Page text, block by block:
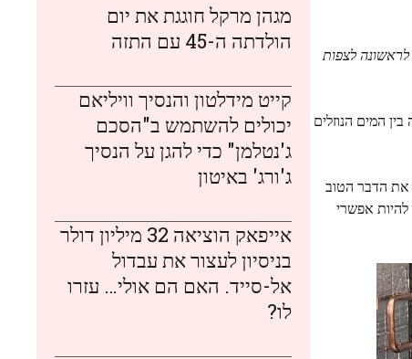
לראשונה לצפות
המים הנוזלים
את הדבר הטוב
לא זז, וצריך להיות אפשרי
מגהן מרקל חוגגת את יום
הולדתה ה-45 עם התזה
קייט מידלטון והנסיך וויליאם
יכולים להשתמש ב"הסכם
ג'נטלמן" כדי להגן על הנסיך
ג'ורג' באיטון
אייפאק הוציאה 32 מיליון דולר
בניסיון לעצור את עבדול
אל-סייד. האם הם אולי… עזרו
לו?